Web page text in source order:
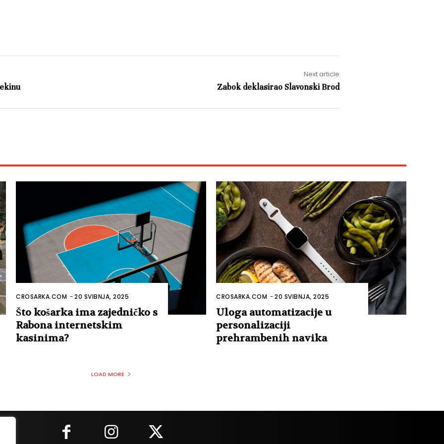
Next article
Zabok deklasirao Slavonski Brod
CROSARKA.COM -20 SVIBNJA, 2025
Što košarka ima zajedničko s
Rabona internetskim
kasinima?
CROSARKA.COM -20 SVIBNJA, 2025
Uloga automatizacije u
personalizaciji
prehrambenih navika
LOAD MORE